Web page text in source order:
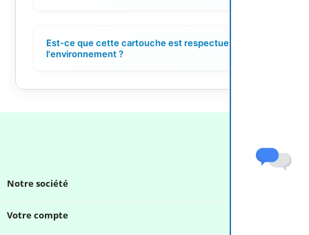
Est-ce que cette cartouche est respectueuse de
l'environnement ?
Notre société
Votre compte